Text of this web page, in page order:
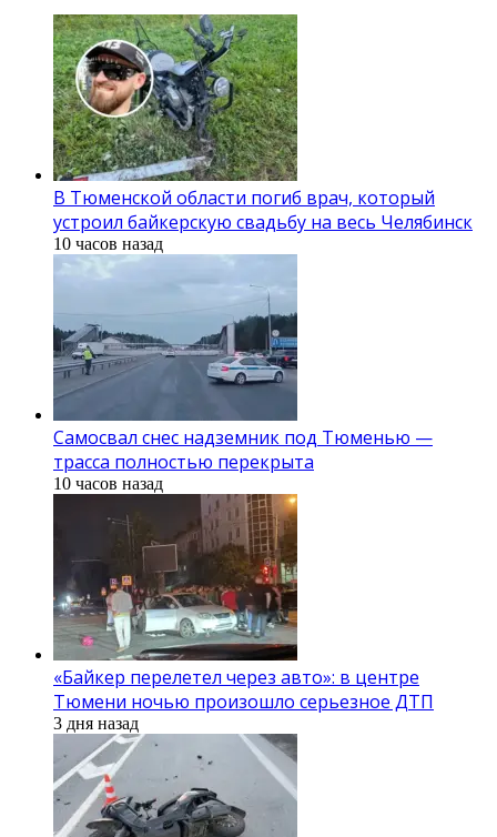
В Тюменской области погиб врач, который
устроил байкерскую свадьбу на весь Челябинск
10 часов назад
Самосвал снес надземник под Тюменью —
трасса полностью перекрыта
10 часов назад
«Байкер перелетел через авто»: в центре
Тюмени ночью произошло серьезное ДТП
3 дня назад